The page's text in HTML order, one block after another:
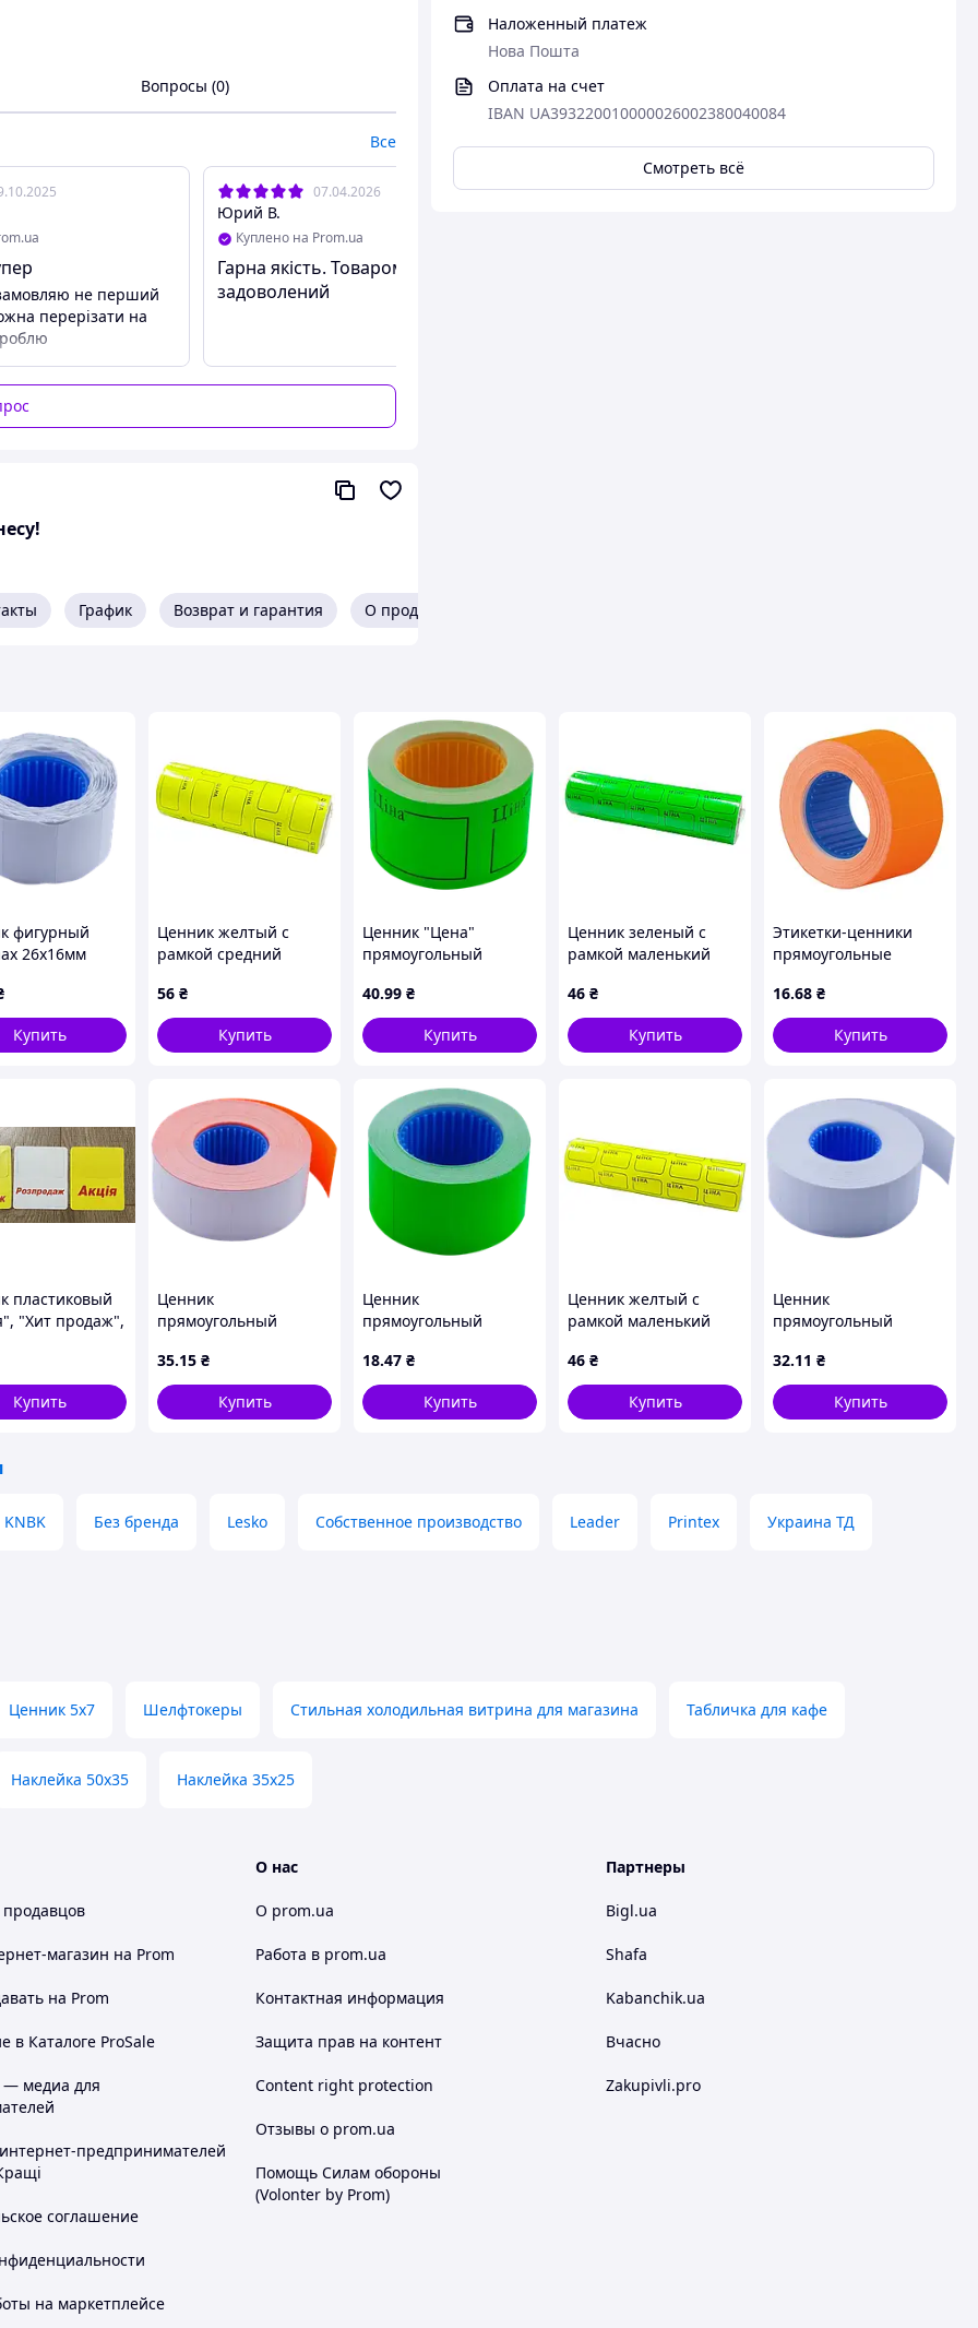
Наложенный платеж
Нова Пошта
Оплата на счет
IBAN UA393220010000026002380040084
Смотреть всё
Вопросы (0)
Все
замовляю не перший
перерізати на
роблю
07.04.2026
Юрий В.
Куплено на Prom.ua
Гарна якість. Товаром
задоволений
31.03.2026
График Возврат и гарантия О продавце
фигурный
26х16мм
белый
12)
Купить
Ценник желтый с
рамкой средний
56 ₴
Купить
Ценник "Цена"
прямоугольный
150шт внешняя
намотка зеленый
(BM.282109-04)
40.99 ₴
Купить
Ценник зеленый с
рамкой маленький
46 ₴
Купить
Этикетки-ценники
прямоугольные
шт/рул. оранжевые
(E21305-06)
16.68 ₴
Купить
пластиковый
"Хит продаж",
Купить
Ценник
прямоугольный
1000шт внутренняя
намотка оранжевый
(BM.281103-11)
35.15 ₴
Купить
Ценник
прямоугольный
375шт внешняя
намотка зеленый
(BM.282103-04)
18.47 ₴
Купить
Ценник желтый с
рамкой маленький
46 ₴
Купить
Ценник
прямоугольный
1000шт внутренняя
намотка белый
(BM.281103-12)
32.11 ₴
Купить
KNBK Без бренда Lesko Собственное производство Leader Printex Украина ТД
Ценник 5х7 Шелфтокеры Стильная холодильная витрина для магазина Табличка для кафе
Наклейка 50х35 Наклейка 35х25
магазин на Prom
на Prom
в Каталоге ProSale
— медиа для
предпринимателей
соглашение
на маркетплейсе
О нас
О prom.ua
Работа в prom.ua
Контактная информация
Защита прав на контент
Content right protection
Отзывы о prom.ua
Помощь Силам обороны
(Volonter by Prom)
Партнеры
Bigl.ua
Shafa
Kabanchik.ua
Вчасно
Zakupivli.pro